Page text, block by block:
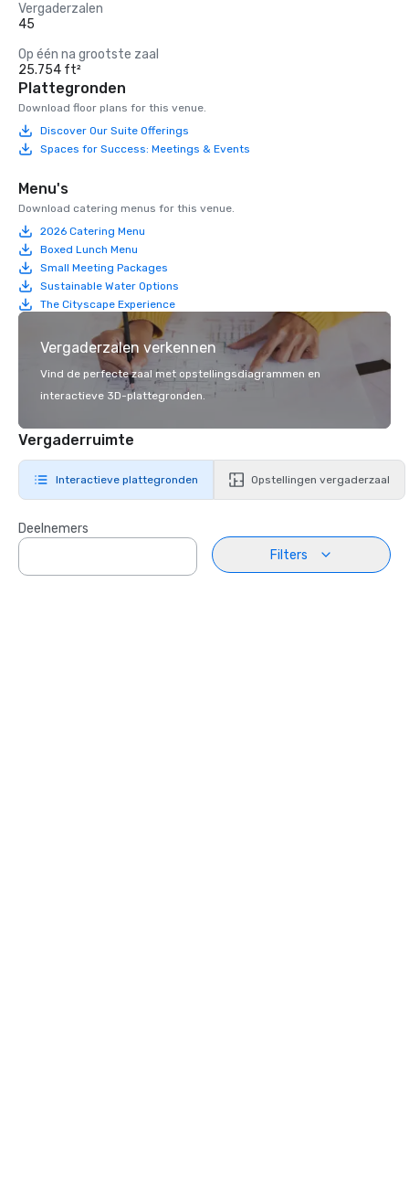
Vergaderzalen
45
Op één na grootste zaal
25.754 ft²
Plattegronden
Download floor plans for this venue.
Discover Our Suite Offerings
Spaces for Success: Meetings & Events
Menu's
Download catering menus for this venue.
2026 Catering Menu
Boxed Lunch Menu
Small Meeting Packages
Sustainable Water Options
The Cityscape Experience
Vergaderzalen verkennen
Vind de perfecte zaal met opstellingsdiagrammen en
interactieve 3D-plattegronden.
Vergaderruimte
Interactieve plattegronden Opstellingen vergaderzaal
Deelnemers
Filters